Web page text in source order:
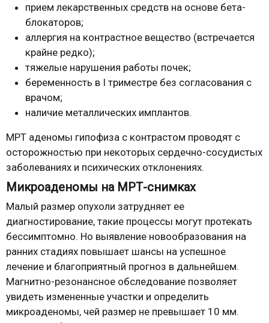
прием лекарственных средств на основе бета-
блокаторов;
аллергия на контрастное вещество (встречается
крайне редко);
тяжелые нарушения работы почек;
беременность в I триместре без согласования с
врачом;
наличие металлических имплантов.
МРТ аденомы гипофиза с контрастом проводят с
осторожностью при некоторых сердечно-сосудистых
заболеваниях и психических отклонениях.
Микроаденомы на МРТ-снимках
Малый размер опухоли затрудняет ее
диагностирование, такие процессы могут протекать
бессимптомно. Но выявление новообразования на
ранних стадиях повышает шансы на успешное
лечение и благоприятный прогноз в дальнейшем.
Магнитно-резонансное обследование позволяет
увидеть измененные участки и определить
микроаденомы, чей размер не превышает 10 мм.